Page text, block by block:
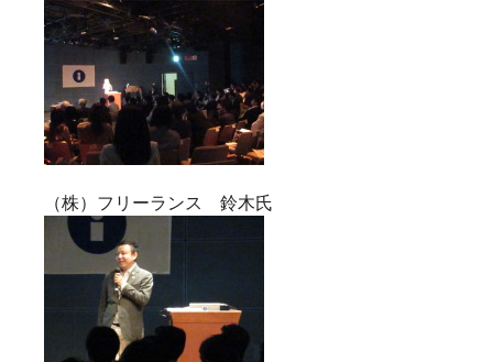
（株）フリーランス 鈴木氏